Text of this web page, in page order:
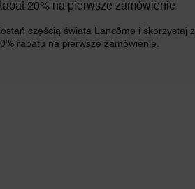
20% na pierwsze zamówienie
częścią świata Lancôme i skorzystaj z
rabatu na pierwsze zamówienie.